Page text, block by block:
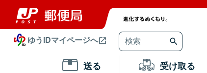
ゆうIDマイページへ
送る 受け取る